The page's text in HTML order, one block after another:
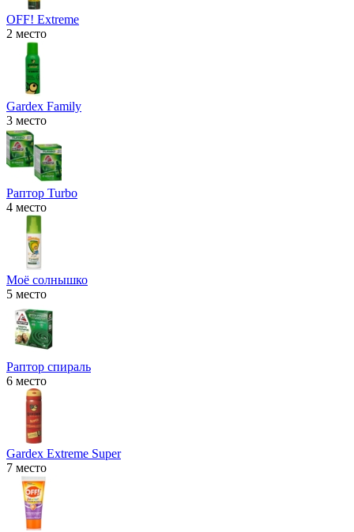
OFF! Extreme
2 место
Gardex Family
3 место
Раптор Turbo
4 место
Моё солнышко
5 место
Раптор спираль
6 место
Gardex Extreme Super
7 место